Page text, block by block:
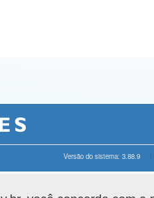
Versão do sistema: 3.88.9